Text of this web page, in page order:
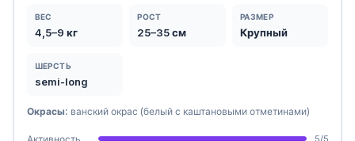
ВЕС
4,5–9 кг
РОСТ
25–35 см
РАЗМЕР
Крупный
ШЕРСТЬ
semi-long
Окрасы: ванский окрас (белый с каштановыми отметинами)
Активность 5/5